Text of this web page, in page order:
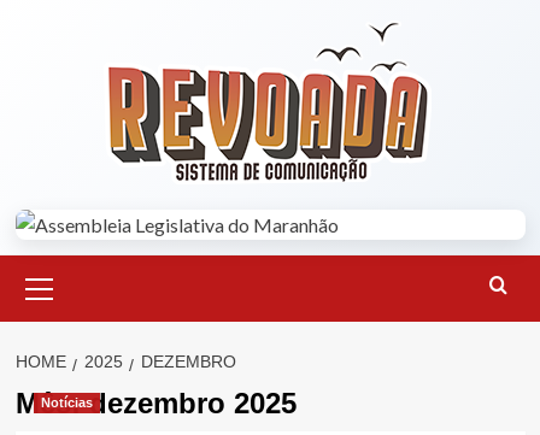
Menu
HOME 2025 DEZEMBRO
Mês:dezembro 2025
Notícias